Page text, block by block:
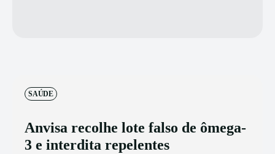
SAÚDE
Anvisa recolhe lote falso de ômega-
3 e interdita repelentes